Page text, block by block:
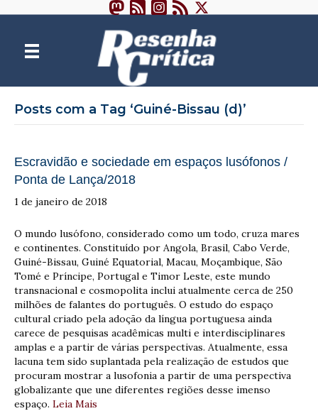
Posts com a Tag ‘Guiné-Bissau (d)’
Escravidão e sociedade em espaços lusófonos /
Ponta de Lança/2018
1 de janeiro de 2018
O mundo lusófono, considerado como um todo, cruza mares
e continentes. Constituído por Angola, Brasil, Cabo Verde,
Guiné-Bissau, Guiné Equatorial, Macau, Moçambique, São
Tomé e Príncipe, Portugal e Timor Leste, este mundo
transnacional e cosmopolita inclui atualmente cerca de 250
milhões de falantes do português. O estudo do espaço
cultural criado pela adoção da língua portuguesa ainda
carece de pesquisas acadêmicas multi e interdisciplinares
amplas e a partir de várias perspectivas. Atualmente, essa
lacuna tem sido suplantada pela realização de estudos que
procuram mostrar a lusofonia a partir de uma perspectiva
globalizante que une diferentes regiões desse imenso
espaço. Leia Mais